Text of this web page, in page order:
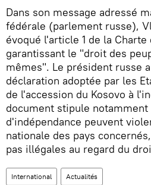
Dans son message adressé
fédérale (parlement russe),
évoqué l'article 1 de la
garantissant le "droit des
mêmes". Le président russe
déclaration adoptée par les
de l'accession du Kosovo à
document stipule
d'indépendance peuvent
nationale des pays
pas illégales au regard du
International Actualités